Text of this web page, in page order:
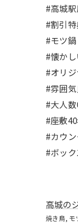
#高城
#割引
#モツ鍋
#懐か
#オリ
#雰囲
#大人
#座敷
#カウ
#ボッ
高城の
焼き鳥 モ